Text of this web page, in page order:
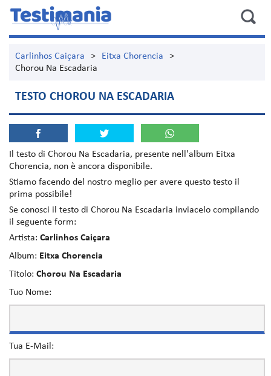
Carlinhos Caiçara > Eitxa Chorencia
>
Chorou Na Escadaria
TESTO CHOROU NA ESCADARIA
Il testo di Chorou Na Escadaria, presente nell'album Eitxa
Chorencia, non è ancora disponibile.
Stiamo facendo del nostro meglio per avere questo testo il
prima possibile!
Se conosci il testo di Chorou Na Escadaria inviacelo compilando
il seguente form:
Artista: Carlinhos Caiçara
Album: Eitxa Chorencia
Titolo: Chorou Na Escadaria
Tuo Nome:
Tua E-Mail: